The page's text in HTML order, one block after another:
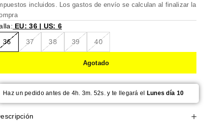
incluidos. Losgastos de envío se calculan al finalizar la
EU: 36 | US: 6
36 37 38 39 40
Agotado
Haz un pedido antes de 4h. 3m. 51s. y te llegará el Lunes día 10